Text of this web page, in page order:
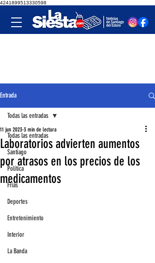
4241899513330598
Entrada
Todas las entradas
Santiago
Política
Frías
Deportes
Entretenimiento
Interior
La Banda
Todas las entradas
Laboratorios advierten aumentos
por atrasos en los precios de los
medicamentos
11 jun 2023 3 min de lectura